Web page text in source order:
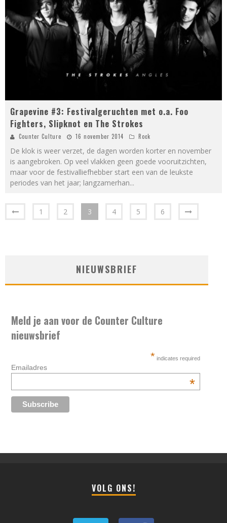
Grapevine #3: Festivalgeruchten met o.a. Foo
Fighters, Slipknot en The Strokes
Counter Culture 16 november 2014 Rock
De klok is weer verzet, de dagen worden korter en november
is aangebroken. Op veel vlakken geen goede vooruitzichten,
maar voor de festivalliefhebber start een van de leukste
periodes van het jaar; langzamerhan...
1 2 3 4 5 6
NIEUWSBRIEF
Meld je aan voor de Counter Culture
nieuwsbrief
* indicates required
Emailadres
*
VOLG ONS!